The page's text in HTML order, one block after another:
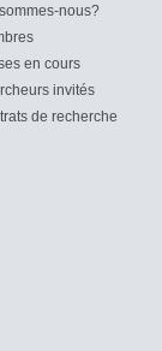
nous?
en cours
invités
de recherche